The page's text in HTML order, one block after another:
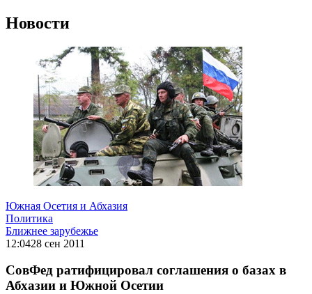
Новости
Южная Осетия и Абхазия
Политика
Ближнее зарубежье
12:0428 сен 2011
СовФед ратифицировал соглашения о базах в
Абхазии и Южной Осетии